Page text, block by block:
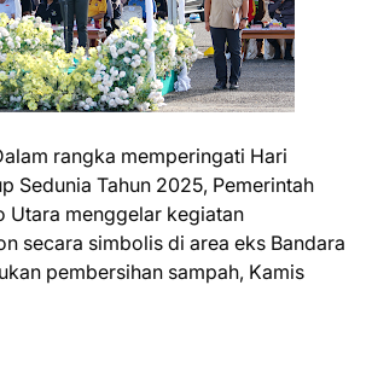
rangka memperingati Hari
Sedunia Tahun 2025, Pemerintah
Utara menggelar kegiatan
secara simbolis di area eks Bandara
pembersihan sampah, Kamis